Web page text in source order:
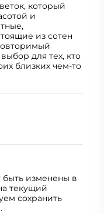
который
и
из сотен
для тех, кто
близких чем-то
быть изменены в
текущий
сохранить